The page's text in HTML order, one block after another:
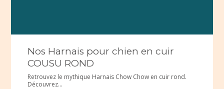
Nos Harnais pour chien en cuir
COUSU ROND
Retrouvez le mythique Harnais Chow Chow en cuir rond.
Découvrez...